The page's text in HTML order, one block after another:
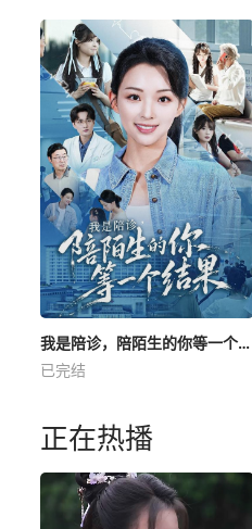
我是陪诊，陪陌生的你等一个结果
已完结
正在热播